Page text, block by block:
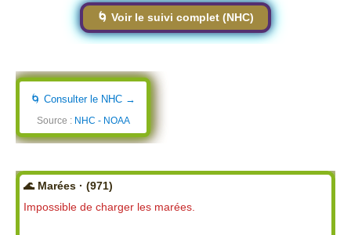
🌀 Voir le suivi complet (NHC)
🌀 Consulter le NHC →
Source : NHC - NOAA
🌊 Marées · (971)
Impossible de charger les marées.